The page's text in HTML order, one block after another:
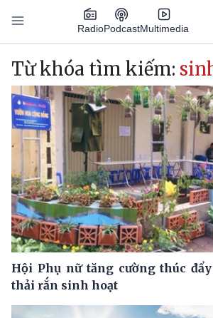
Nhảy đến nội dung
RadioPodcastMultimedia
Main navigation
Từ khóa tìm kiếm:
Hội Phụ nữ tăng cường thúc
thải rắn sinh hoạt